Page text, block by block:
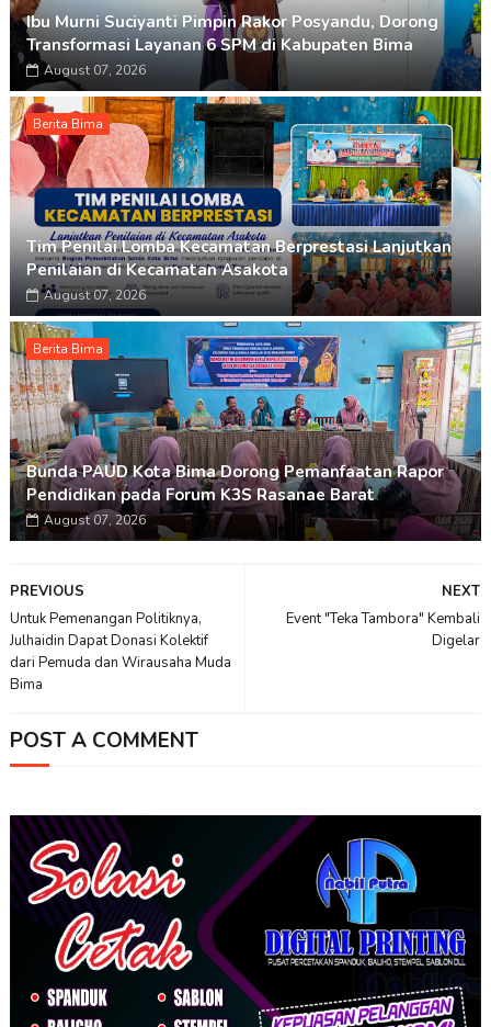
Ibu Murni Suciyanti Pimpin Rakor Posyandu, Dorong
Transformasi Layanan 6 SPM di Kabupaten Bima
August 07, 2026
Berita Bima
Tim Penilai Lomba Kecamatan Berprestasi Lanjutkan
Penilaian di Kecamatan Asakota
August 07, 2026
Berita Bima
Bunda PAUD Kota Bima Dorong Pemanfaatan Rapor
Pendidikan pada Forum K3S Rasanae Barat
August 07, 2026
NEXT
Event "Teka Tambora" Kembali
Digelar
PREVIOUS
Untuk Pemenangan Politiknya,
Julhaidin Dapat Donasi Kolektif
dari Pemuda dan Wirausaha Muda
Bima
POST A COMMENT